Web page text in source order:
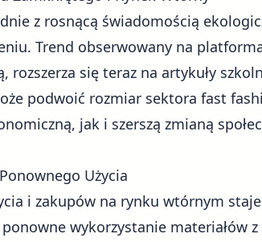
z rosnącą świadomością
Trend obserwowany na
rozszerza się teraz na artykuły
podwoić rozmiar sektora fast
jak i szerszą zmianą
Użycia
i zakupów na rynku wtórnym
wykorzystanie materiałów